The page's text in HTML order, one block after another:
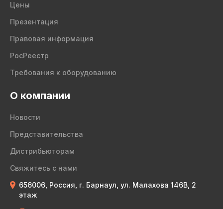
Цены
Презентация
Правовая информация
РосРеестр
Требования к оборудованию
О компании
Новости
Представительства
Дистрибьюторам
Свяжитесь с нами
656006, Россия, г. Барнаул, ул. Малахова 146В, 2
этаж